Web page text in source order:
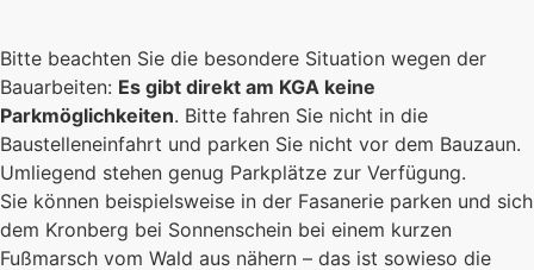
Bitte beachten Sie die besondere Situation wegen der
Bauarbeiten: Es gibt direkt am KGA keine
Parkmöglichkeiten. Bitte fahren Sie nicht in die
Baustelleneinfahrt und parken Sie nicht vor dem Bauzaun.
Umliegend stehen genug Parkplätze zur Verfügung.
Sie können beispielsweise in der Fasanerie parken und sich
dem Kronberg bei Sonnenschein bei einem kurzen
Fußmarsch vom Wald aus nähern – das ist sowieso die